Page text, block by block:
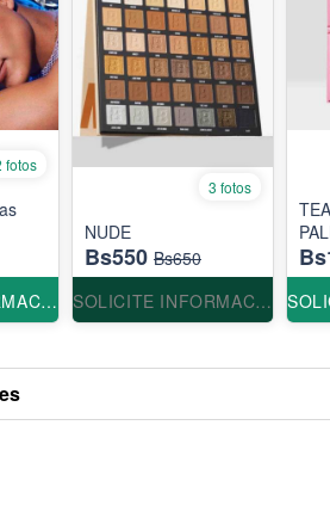
fotos
SOLICITE INFORMACION
3 fotos
NUDE
Bs550 Bs650
SOLICITE INFORMACION